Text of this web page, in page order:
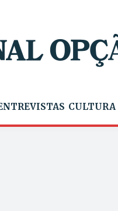
CULTURA